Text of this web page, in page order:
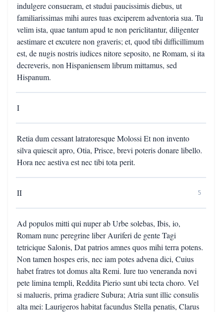
indulgere consueram, et studui paucissimis diebus, ut
familiarissimas mihi aures tuas exciperem adventoria sua. Tu
velim ista, quae tantum apud te non periclitantur, diligenter
aestimare et excutere non graveris; et, quod tibi difficillimum
est, de nugis nostris iudices nitore seposito, ne Romam, si ita
decreveris, non Hispaniensem librum mittamus, sed
Hispanum.
I
Retia dum cessant latratoresque Molossi Et non invento
silva quiescit apro, Otia, Prisce, brevi poteris donare libello.
Hora nec aestiva est nec tibi tota perit.
II 5
Ad populos mitti qui nuper ab Urbe solebas, Ibis, io,
Romam nunc peregrine liber Auriferi de gente Tagi
tetricique Salonis, Dat patrios amnes quos mihi terra potens.
Non tamen hospes eris, nec iam potes advena dici, Cuius
habet fratres tot domus alta Remi. Iure tuo veneranda novi
pete limina templi, Reddita Pierio sunt ubi tecta choro. Vel
si malueris, prima gradiere Subura; Atria sunt illic consulis
alta mei: Laurigeros habitat facundus Stella penatis, Clarus